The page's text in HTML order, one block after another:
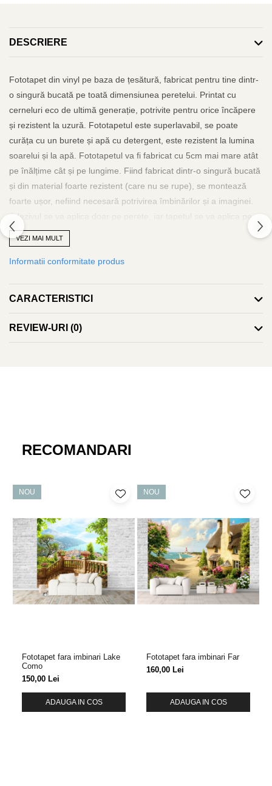
DESCRIERE
Fototapet din vinyl pe baza de țesătură, fabricat pentru tine dintr-
o singură bucată pe toată dimensiunea peretelui. Printat cu
cerneluri eco de ultimă generație, potrivite pentru orice încăpere
și rezistent la uzură. Fototapetul este superlavabil, se poate
curăța cu un burete și apă cu detergent, este rezistent la lumina
soarelui și la apă. Fototapetul va fi fabricat cu 5cm mai mare atât
pe înălțime cât și pe lungime. Fiind fabricat dintr-o singură bucată
și din material foarte rezistent (care nu se rupe), se montează
foarte ușor, nefiind necesară potrivirea îmbinărilor și a imaginei.
Adezivul se va aplica doar pe perete, iar tapetul se va aplica pe
orizontală de la stânga la dreapta sau invers și se va scoate aerul
și surplusul de adeziv cu ajutorul unei lavete curate, rola de silicon
sau spaclu de plastic. Poate fi dezlipit și repozitionat cu ușurință
intr-un tub de carton care ii va asigura protectia la livrare.
VEZI MAI MULT
Informatii conformitate produs
CARACTERISTICI
REVIEW-URI (0)
RECOMANDARI
NOU
Fototapet fara imbinari Lake
Como
150,00 Lei
ADAUGA IN COS
NOU
Fototapet fara imbinari Far
160,00 Lei
ADAUGA IN COS